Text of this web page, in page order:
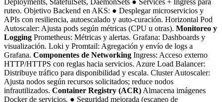
Deployments, StatefulSets, DaemonSets ● Services + Ingress para
ruteo. Objetivo Backend en AKS: ● Desplegar microservicios y
APIs con resiliencia, autoescalado y auto-curación. Horizontal Pod
Autoscaler: Ajusta pods según métricas (CPU u otras). Monitoreo y
Logging Prometheus: Métricas y alertas. Grafana: Dashboards y
visualización. Loki y Promtail: Agregación y envío de logs a
Grafana. Componentes de Networking Ingress: Acceso externo
HTTP/HTTPS con reglas hacia servicios. Azure Load Balancer:
Distribuye tráfico para disponibilidad y escala. Cluster Autoscaler:
Ajusta nodos según recursos solicitados; reduce nodos
infrautilizados. Container Registry (ACR) Almacena imágenes
Docker de servicios. ● Seguridad mejorada (escaneo de